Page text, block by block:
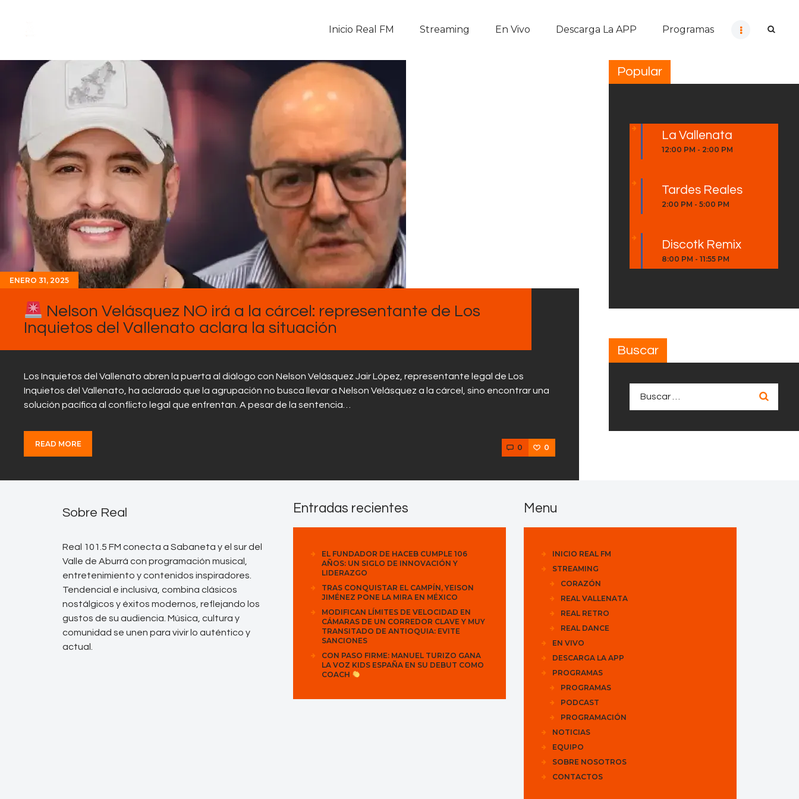
Inicio Real FM Streaming En Vivo Descarga La APP Programas
En Vivo
Descarga La APP
Programas
Noticias
Equipo
Sobre Nosotros
Contactos
ENERO 31, 2025
Nelson Velásquez NO irá a la cárcel: representante de Los
Inquietos del Vallenato aclara la situación
Los Inquietos del Vallenato abren la puerta al diálogo con Nelson Velásquez Jair López, representante legal de Los
Inquietos del Vallenato, ha aclarado que la agrupación no busca llevar a Nelson Velásquez a la cárcel, sino encontrar una
solución pacífica al conflicto legal que enfrentan. A pesar de la sentencia…
READ MORE 0 0
Popular
La Vallenata
12:00 PM - 2:00 PM
Tardes Reales
2:00 PM -5:00 PM
Discotk Remix
8:00 PM -11:55 PM
Buscar
Sobre Real
Real 101.5 FM conecta a Sabaneta y el sur del
Valle de Aburrá con programación musical,
entretenimiento y contenidos inspiradores.
Tendencial e inclusiva, combina clásicos
nostálgicos y éxitos modernos, reflejando los
gustos de su audiencia. Música, cultura y
comunidad se unen para vivir lo auténtico y
actual.
Entradas recientes
EL FUNDADOR DE HACEB CUMPLE 106
AÑOS: UN SIGLO DE INNOVACIÓN Y
LIDERAZGO
TRAS CONQUISTAR EL CAMPÍN, YEISON
JIMÉNEZ PONE LA MIRA EN MÉXICO
MODIFICAN LÍMITES DE VELOCIDAD EN
CÁMARAS DE UN CORREDOR CLAVE Y MUY
TRANSITADO DE ANTIOQUIA: EVITE
SANCIONES
CON PASO FIRME: MANUEL TURIZO GANA
LA VOZ KIDS ESPAÑA EN SU DEBUT COMO
COACH
Menu
INICIO REAL FM
STREAMING
CORAZÓN
REAL VALLENATA
REAL RETRO
REAL DANCE
EN VIVO
DESCARGA LA APP
PROGRAMAS
PROGRAMAS
PODCAST
PROGRAMACIÓN
NOTICIAS
EQUIPO
SOBRE NOSOTROS
CONTACTOS